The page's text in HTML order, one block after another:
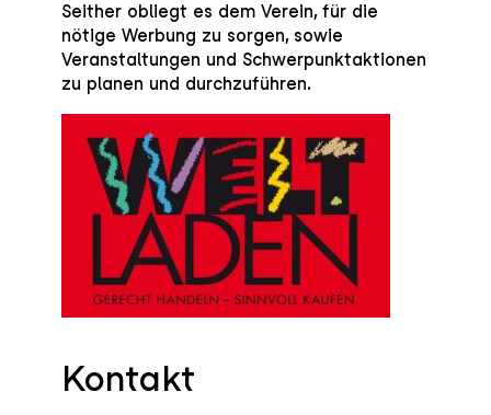
Seither obliegt es dem Verein, für die
nötige Werbung zu sorgen, sowie
Veranstaltungen und Schwerpunktaktionen
zu planen und durchzuführen.
Kontakt